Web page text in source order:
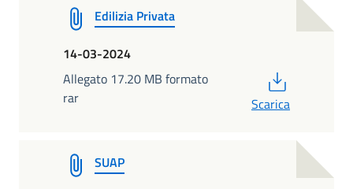
Edilizia Privata
14-03-2024
Allegato 17.20 MB formato
rar
Scarica
SUAP